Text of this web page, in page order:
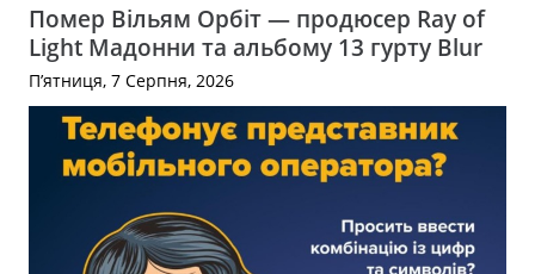
Помер Вільям Орбіт — продюсер Ray of
Light Мадонни та альбому 13 гурту Blur
П’ятниця, 7 Серпня, 2026